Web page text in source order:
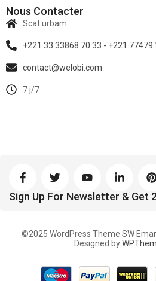
Nous Contacter
Scat urbam
+221 33 33868 70 33 - +221 77479
contact@welobi.com
7 j/7
Sign Up For Newsletter & Get
©2025 WordPress Theme SW
Designed by